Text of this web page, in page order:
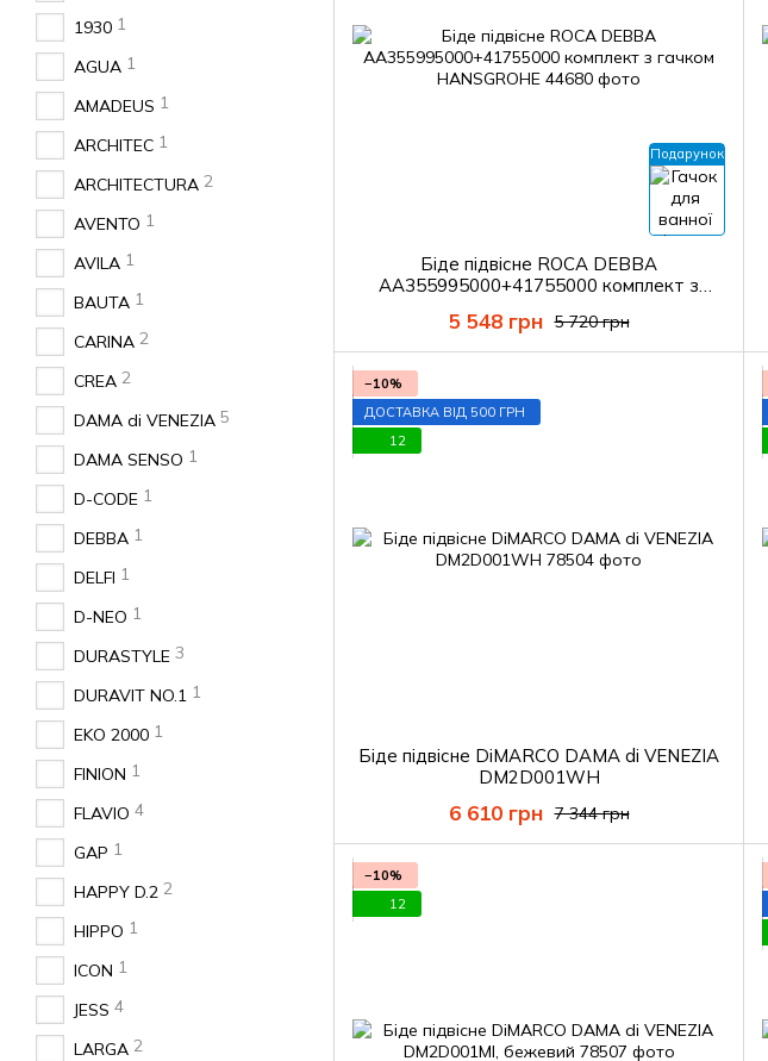
Подарунок
Біде підвісне ROCA DEBBA
AA355995000+41755000 комплект з
5 720 грн
5 548 грн
−10%
ДОСТАВКА ВІД 500 ГРН
12
Біде підвісне DiMARCO DAMA di VENEZIA
DM2D001WH
7 344 грн
6 610 грн
−10%
12
1930 1
AGUA 1
AMADEUS 1
ARCHITEC 1
ARCHITECTURA 2
AVENTO 1
AVILA 1
BAUTA 1
CARINA 2
CREA 2
DAMA di VENEZIA 5
DAMA SENSO 1
D-CODE 1
DEBBA 1
DELFI 1
D-NEO 1
DURASTYLE 3
DURAVIT NO.1 1
EKO 2000 1
FINION 1
FLAVIO 4
GAP 1
HAPPY D.2 2
HIPPO 1
ICON 1
JESS 4
LARGA 2